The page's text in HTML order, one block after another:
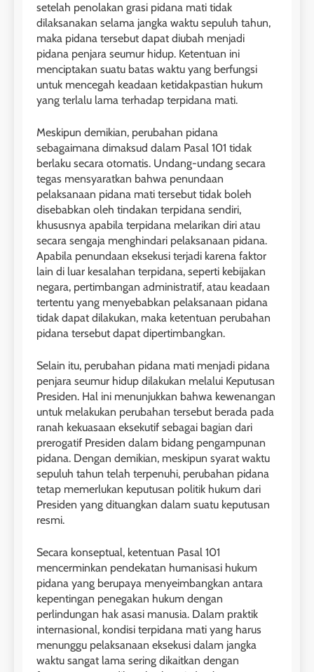
setelah penolakan grasi pidana mati tidak
dilaksanakan selama jangka waktu sepuluh tahun,
maka pidana tersebut dapat diubah menjadi
pidana penjara seumur hidup. Ketentuan ini
menciptakan suatu batas waktu yang berfungsi
untuk mencegah keadaan ketidakpastian hukum
yang terlalu lama terhadap terpidana mati.
Meskipun demikian, perubahan pidana
sebagaimana dimaksud dalam Pasal 101 tidak
berlaku secara otomatis. Undang-undang secara
tegas mensyaratkan bahwa penundaan
pelaksanaan pidana mati tersebut tidak boleh
disebabkan oleh tindakan terpidana sendiri,
khususnya apabila terpidana melarikan diri atau
secara sengaja menghindari pelaksanaan pidana.
Apabila penundaan eksekusi terjadi karena faktor
lain di luar kesalahan terpidana, seperti kebijakan
negara, pertimbangan administratif, atau keadaan
tertentu yang menyebabkan pelaksanaan pidana
tidak dapat dilakukan, maka ketentuan perubahan
pidana tersebut dapat dipertimbangkan.
Selain itu, perubahan pidana mati menjadi pidana
penjara seumur hidup dilakukan melalui Keputusan
Presiden. Hal ini menunjukkan bahwa kewenangan
untuk melakukan perubahan tersebut berada pada
ranah kekuasaan eksekutif sebagai bagian dari
prerogatif Presiden dalam bidang pengampunan
pidana. Dengan demikian, meskipun syarat waktu
sepuluh tahun telah terpenuhi, perubahan pidana
tetap memerlukan keputusan politik hukum dari
Presiden yang dituangkan dalam suatu keputusan
resmi.
Secara konseptual, ketentuan Pasal 101
mencerminkan pendekatan humanisasi hukum
pidana yang berupaya menyeimbangkan antara
kepentingan penegakan hukum dengan
perlindungan hak asasi manusia. Dalam praktik
internasional, kondisi terpidana mati yang harus
menunggu pelaksanaan eksekusi dalam jangka
waktu sangat lama sering dikaitkan dengan